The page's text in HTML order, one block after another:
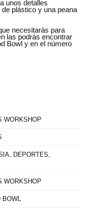
unos detalles
plástico y una peana
necesitarás para
las podrás encontrar
Bowl y en el número
WORKSHOP
DEPORTES,
WORKSHOP
BOWL